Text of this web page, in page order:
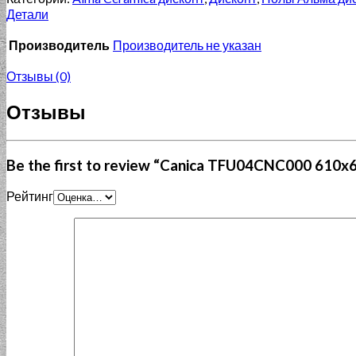
Детали
Производитель Производитель не указан
Отзывы (0)
Отзывы
Be the first to review “Canica TFU04CNC000
Рейтинг